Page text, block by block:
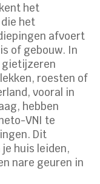
het
het
afvoert
of gebouw. In
gietijzeren
roesten of
vooral in
hebben
VNI te
Dit
huis leiden,
nare geuren in